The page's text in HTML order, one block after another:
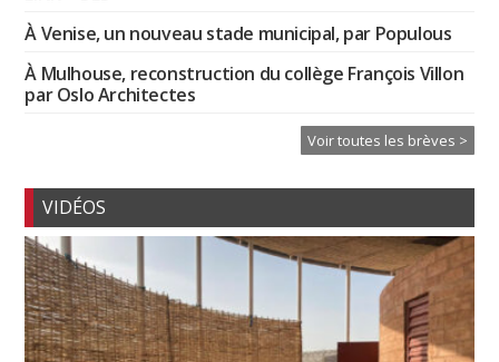
À Venise, un nouveau stade municipal, par Populous
À Mulhouse, reconstruction du collège François Villon
par Oslo Architectes
Voir toutes les brèves >
VIDÉOS